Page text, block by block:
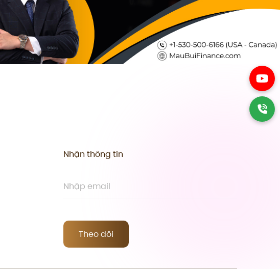
Nhận thông tin
Theo dõi